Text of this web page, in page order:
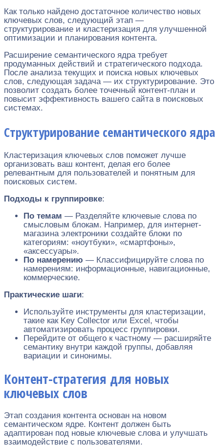
Как только найдено достаточное количество новых
ключевых слов, следующий этап —
структурирование и кластеризация для улучшенной
оптимизации и планирования контента.
Расширение семантического ядра требует
продуманных действий и стратегического подхода.
После анализа текущих и поиска новых ключевых
слов, следующая задача — их структурирование. Это
позволит создать более точечный контент-план и
повысит эффективность вашего сайта в поисковых
системах.
Структурирование семантического ядра
Кластеризация ключевых слов поможет лучше
организовать ваш контент, делая его более
релевантным для пользователей и понятным для
поисковых систем.
Подходы к группировке:
По темам — Разделяйте ключевые слова по
смысловым блокам. Например, для интернет-
магазина электроники создайте блоки по
категориям: «ноутбуки», «смартфоны»,
«аксессуары».
По намерению — Классифицируйте слова по
намерениям: информационные, навигационные,
коммерческие.
Практические шаги:
Используйте инструменты для кластеризации,
такие как Key Collector или Excel, чтобы
автоматизировать процесс группировки.
Перейдите от общего к частному — расширяйте
семантику внутри каждой группы, добавляя
вариации и синонимы.
Контент-стратегия для новых
ключевых слов
Этап создания контента основан на новом
семантическом ядре. Контент должен быть
адаптирован под новые ключевые слова и улучшать
взаимодействие с пользователями.